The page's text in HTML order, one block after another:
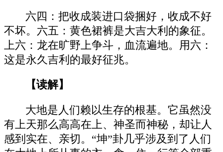
六四：把收成装进口袋捆好，收成不好
不坏。六五：黄色裙裤是大吉大利的象征。
上六：龙在旷野上争斗，血流遍地。用六：
这是永久吉利的最好征兆。
【读解】
大地是人们赖以生存的根基。它虽然没
有上天那么高高在上、神圣而神秘，却让人
感到实在、亲切。“坤”卦几乎涉及到了人们